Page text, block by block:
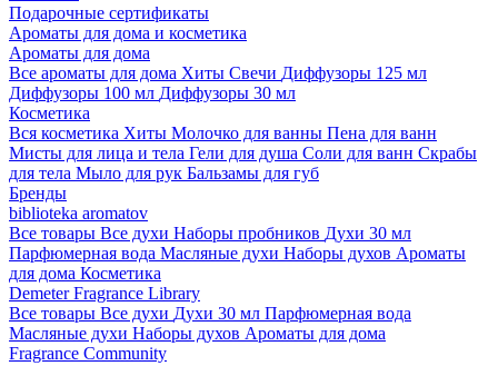
Подарочные сертификаты
Ароматы для дома и косметика
Ароматы для дома
Все ароматы для дома Хиты Свечи Диффузоры 125 мл
Диффузоры 100 мл Диффузоры 30 мл
Косметика
Вся косметика Хиты Молочко для ванны Пена для ванн
Мисты для лица и тела Гели для душа Соли для ванн Скрабы
для тела Мыло для рук Бальзамы для губ
Бренды
biblioteka aromatov
Все товары Все духи Наборы пробников Духи 30 мл
Парфюмерная вода Масляные духи Наборы духов Ароматы
для дома Косметика
Demeter Fragrance Library
Все товары Все духи Духи 30 мл Парфюмерная вода
Масляные духи Наборы духов Ароматы для дома
Fragrance Community